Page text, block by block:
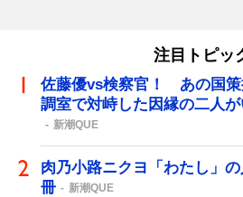
注目トピッ
佐藤優vs検察官！ あの国策
調室で対峙した因縁の二人
新潮QUE
肉乃小路ニクヨ「わたし」
冊
新潮QUE